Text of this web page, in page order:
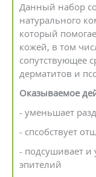
Данный набор
натурального
который
кожей, в том
сопутствующее
дерматитов и
Оказываемое
- уменьшает
- спсобствует
- подсушивает и
эпителий